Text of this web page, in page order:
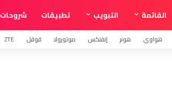
القائمة التبويب تطبيقات شروحات
هواوي هونر إنفنكس موتورولا قوقل ZTE